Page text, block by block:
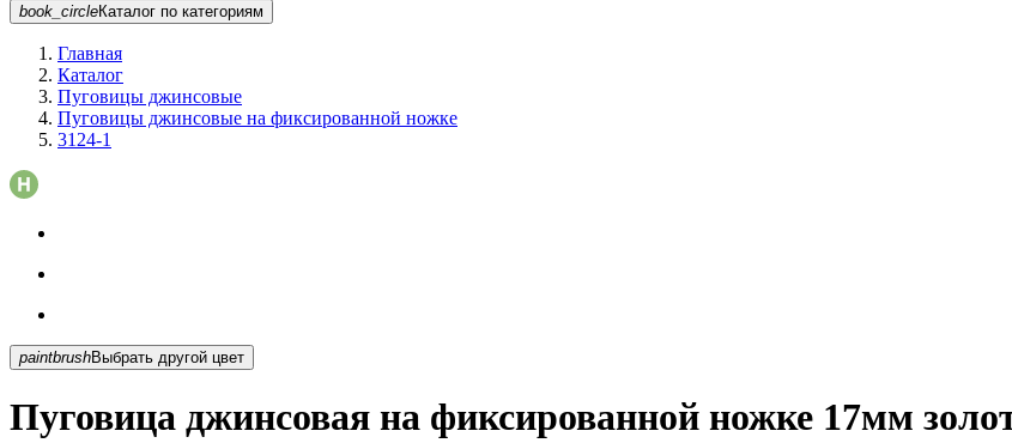
book_circleКаталог по категориям
Главная
Каталог
Пуговицы джинсовые
Пуговицы джинсовые на фиксированной ножке
3124-1
paintbrush Выбрать другой цвет
Пуговица джинсовая на фиксированной ножке 17мм